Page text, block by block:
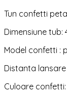
Tun confetti
Dimensiune tub:
Model confetti :
Distanta
Culoare